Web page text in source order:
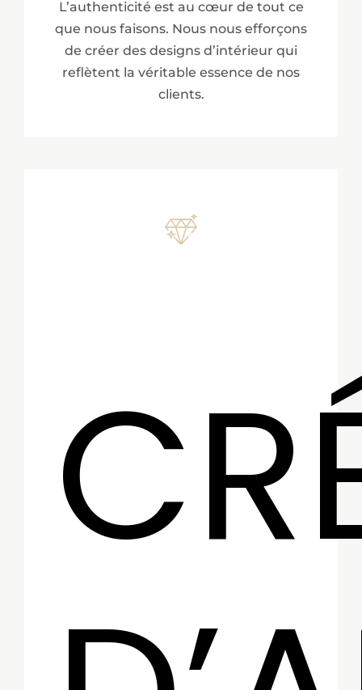
L’authenticité est au cœur de tout ce
que nous faisons. Nous nous efforçons
de créer des designs d’intérieur qui
reflètent la véritable essence de nos
clients.